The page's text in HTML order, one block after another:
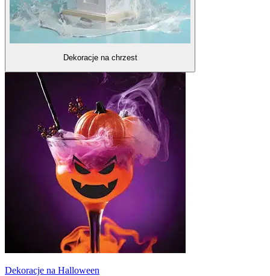
Dekoracje na chrzest
Dekoracje na Halloween